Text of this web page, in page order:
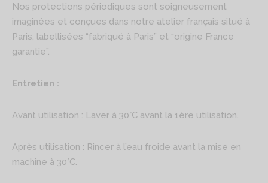
Nos protections périodiques sont soigneusement
imaginées et conçues dans notre atelier français situé à
Paris, labellisées “fabriqué à Paris” et “origine France
garantie”.
Entretien :
Avant utilisation : Laver à 30°C avant la 1ère utilisation.
Après utilisation : Rincer à l’eau froide avant la mise en
machine à 30°C.